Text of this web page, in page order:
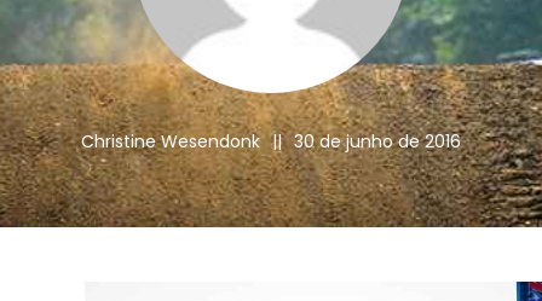
Christine Wesendonk || 30 de junho de 2016